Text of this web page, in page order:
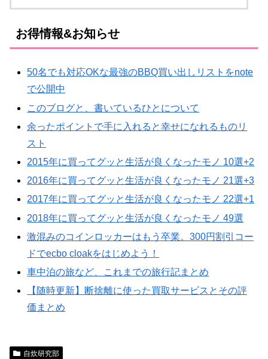
お得情報&お知らせ
50名でも対応OKな最強のBBQ買い出しリストをnote
で公開中
このブログと、書いているひとについて
余ったポイントで手に入れると幸せになれるものリ
スト
2015年に買ってグッと生活が良くなったモノ 10選+2
2016年に買ってグッと生活が良くなったモノ 21選+3
2017年に買ってグッと生活が良くなったモノ 22選+1
2018年に買ってグッと生活が良くなったモノ 49選
激混みのコインロッカーはもう卒業。300円割引コー
ドでecbo cloakをはじめよう！
車中泊の旅など、これまでの旅行記まとめ
【随時更新】断捨離に使った買取サービスとその評
価まとめ
自炊研究部